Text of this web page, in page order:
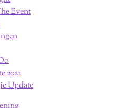
Event
2021
Update